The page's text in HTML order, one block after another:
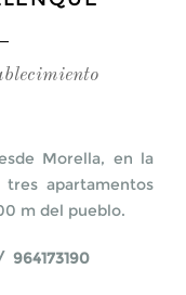
Morella, en la
apartamentos
m del pueblo.
964173190